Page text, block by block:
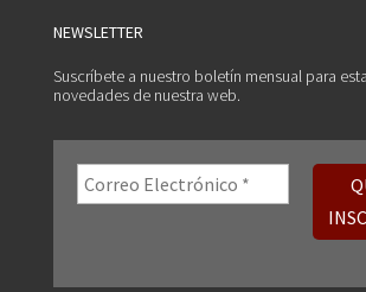
NEWSLETTER
Suscríbete a nuestro boletín mensual para
novedades de nuestra web.